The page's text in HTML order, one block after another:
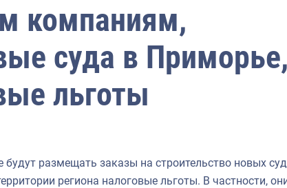
компаниям,
суда в Приморье,
льготы
размещать заказы на строительство новых
региона налоговые льготы. В частности,